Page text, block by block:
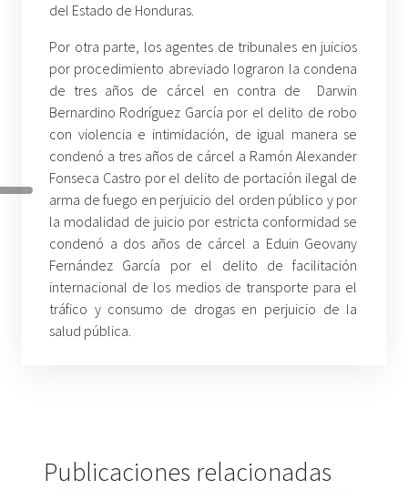
del Estado de Honduras.
Por otra parte, los agentes de tribunales en juicios
por procedimiento abreviado lograron la condena
de tres años de cárcel en contra de Darwin
Bernardino Rodríguez García por el delito de robo
con violencia e intimidación, de igual manera se
condenó a tres años de cárcel a Ramón Alexander
Fonseca Castro por el delito de portación ilegal de
arma de fuego en perjuicio del orden público y por
la modalidad de juicio por estricta conformidad se
condenó a dos años de cárcel a Eduin Geovany
Fernández García por el delito de facilitación
internacional de los medios de transporte para el
tráfico y consumo de drogas en perjuicio de la
salud pública.
Publicaciones relacionadas